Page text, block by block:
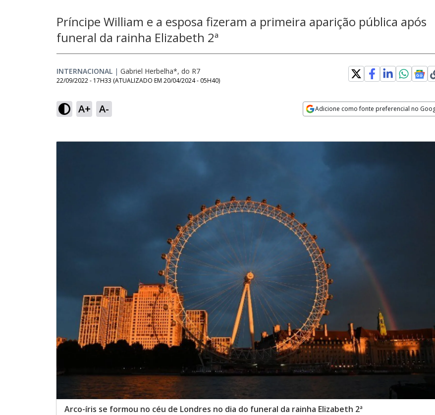
Príncipe William e a esposa fizeram a primeira aparição pública após
funeral da rainha Elizabeth 2ª
INTERNACIONAL | Gabriel Herbelha*, do R7
22/09/2022 - 17H33 (ATUALIZADO EM 20/04/2024 - 05H40)
A+ A- Adicione como fonte preferencial no
Arco-íris se formou no céu de Londres no dia do funeral da rainha Elizabeth 2ª